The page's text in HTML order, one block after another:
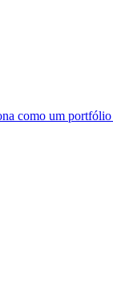
como um portfólio